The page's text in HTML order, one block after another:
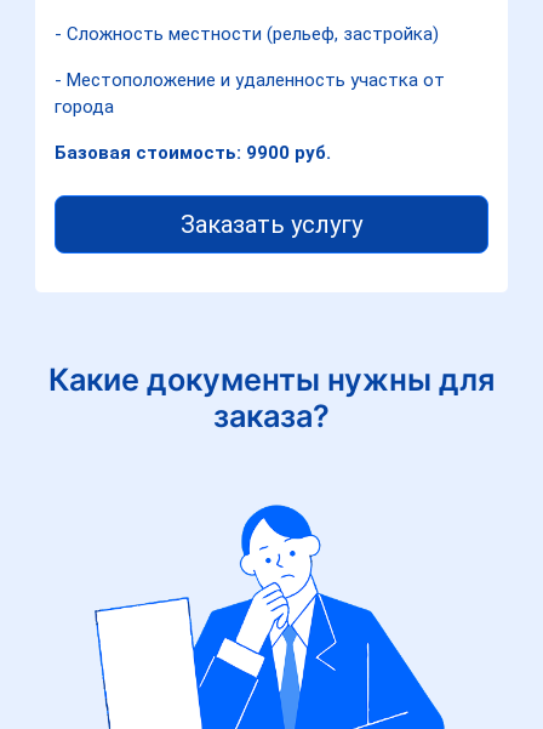
- Сложность местности (рельеф, застройка)
- Местоположение и удаленность участка от
города
Базовая стоимость: 9900 руб.
Заказать услугу
Какие документы нужны для
заказа?